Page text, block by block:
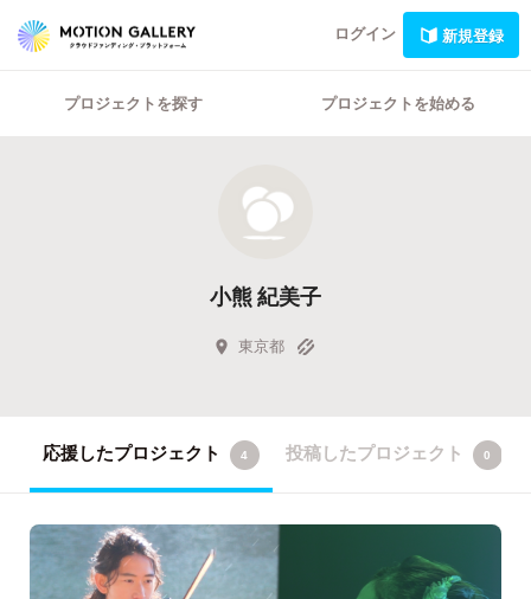
ログイン 新規登録
プロジェクトを探す プロジェクトを始める
小熊 紀美子
東京都
応援したプロジェクト 4 投稿したプロジェクト 0